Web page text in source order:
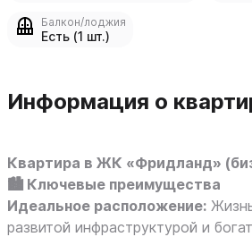
Балкон/лоджия
Есть (1 шт.)
Информация о
Квартира в ЖК «Фридланд»
🏙️ Ключевые преимущества
Идеальное расположение:
развитой инфраструктурой и